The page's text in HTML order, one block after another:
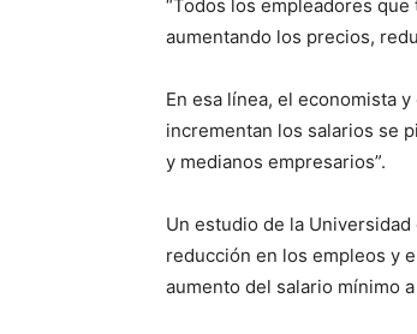
“Todos los empleadores
aumentando los precios,
En esa línea, el economista
incrementan los salarios se
y medianos empresarios”.
Un estudio de la
reducción en los empleos y
aumento del salario mínimo